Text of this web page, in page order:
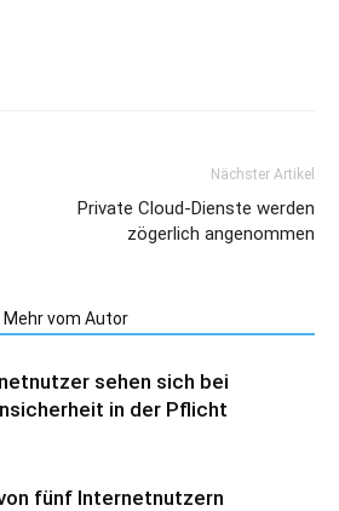
Nächster Artikel
Private Cloud-Dienste werden
zögerlich angenommen
Mehr vom Autor
sehen sich bei
in der Pflicht
fünf Internetnutzern